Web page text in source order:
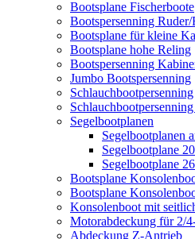
Bootsplane Fischerboote
Bootspersenning
Bootsplane für kleine
Bootsplane hohe Reling
Bootspersenning
Jumbo Bootspersenning
Schlauchbootpersenning
Segelbootplanen
Segelbootplanen
Segelbootplane
Segelbootplane
Bootsplane
Bootsplane
Konsolenboot mit
Motorabdeckung für 2/
Abdeckung Z-Antrieb